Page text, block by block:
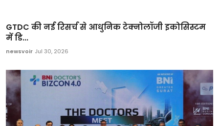
GTDC की नई रिसर्च से आधुनिक टेक्नोलॉजी इकोसिस्टम
में डि...
newsvoir Jul 30, 2026